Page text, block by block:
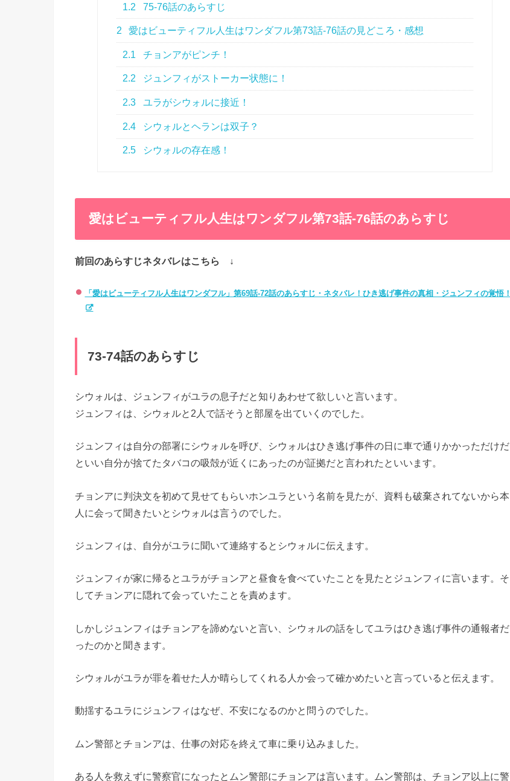
1.2 75-76話のあらすじ
2 愛はビューティフル人生はワンダフル第73話-76話の見どころ・感想
2.1 チョンアがピンチ！
2.2 ジュンフィがストーカー状態に！
2.3 ユラがシウォルに接近！
2.4 シウォルとヘランは双子？
2.5 シウォルの存在感！
愛はビューティフル人生はワンダフル第73話-76話のあらすじ
前回のあらすじネタバレはこちら ↓
「愛はビューティフル人生はワンダフル」第69話-72話のあらすじ・ネタバレ！ひき逃げ事件の真相・ジュンフィの覚悟！
73-74話のあらすじ
シウォルは、
ジュンフィがユラの息子だと知りあわせて欲しいと言います。
ジュンフィは、
シウォルと2人で話そうと部屋を出ていくのでした。
ジュンフィは自分の部署にシウォルを呼び、
シウォルはひき逃げ事件の日に車で通りかかっただけだ
といい自分が捨てたタバコの吸殻が近くにあったのが証拠だと言われたといい ます。
チョンアに判決文を初めて見せてもらいホンユラという名前を見たが、 資料も破棄されてないから本
人に会って聞きたいとシウォルは言う のでした。
ジュンフィは、 自分がユラに聞いて連絡するとシウォルに伝えます。
ジュンフィが家に帰るとユラがチョンアと昼食を食べていたことを 見たとジュンフィに言います。 そ
してチョンアに隠れて会っていたことを責めます。
しかしジュンフィはチョンアを諦めないと言い、
シウォルの話をしてユラはひき逃げ事件の通報者だ
ったのかと聞き ます。
シウォルがユラが罪を着せた人か晴らしてくれる人か会って確かめたいと言っていると伝えます。
動揺するユラにジュンフィはなぜ、 不安になるのかと問うのでした。
ムン警部とチョンアは、仕事の対応を終えて車に乗り込みました。
ある人を救えずに警察官になったとムン警部にチョンアは言います。ムン警部は、 チョンア以上に警